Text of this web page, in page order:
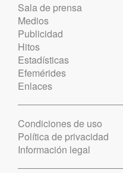
Sala de prensa
Medios
Publicidad
Hitos
Estadísticas
Efemérides
Enlaces
Condiciones de uso
Política de privacidad
Información legal